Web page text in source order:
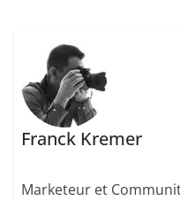
Franck Kremer
Marketeur et